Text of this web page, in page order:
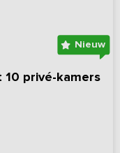
Nieuw
10 privé-kamers